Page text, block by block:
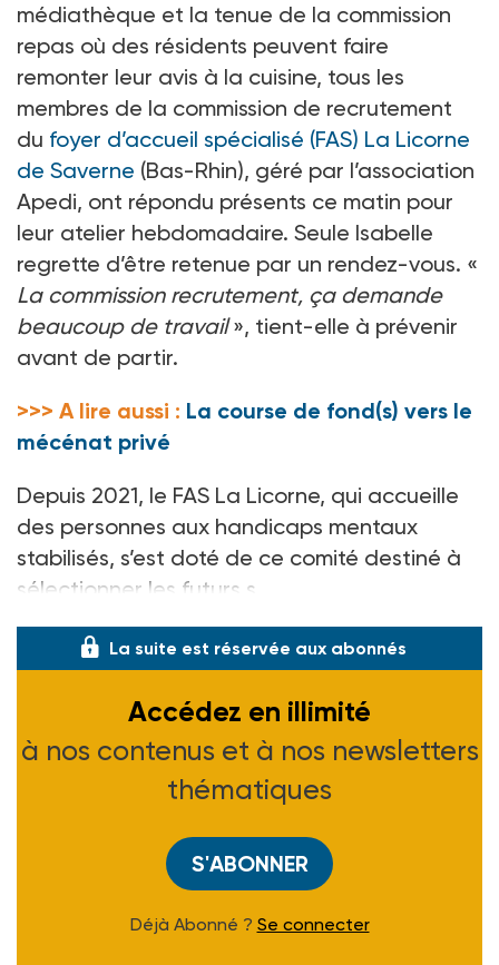
médiathèque et la tenue de la commission
repas où des résidents peuvent faire
remonter leur avis à la cuisine, tous les
membres de la commission de recrutement
du foyer d’accueil spécialisé (FAS) La Licorne
de Saverne (Bas-Rhin), géré par l’association
Apedi, ont répondu présents ce matin pour
leur atelier hebdomadaire. Seule Isabelle
regrette d’être retenue par un rendez-vous. «
La commission recrutement, ça demande
beaucoup de travail», tient-elle à prévenir
avant de partir.
>>> A lire aussi : La course de fond(s) vers le
mécénat privé
Depuis 2021, le FAS La Licorne, qui accueille
des personnes aux handicaps mentaux
stabilisés, s’est doté de ce comité destiné à
sélectionner les futurs s
La suite est réservée aux abonnés
Accédez en illimité
à nos contenus et à nos newsletters
thématiques
S'ABONNER
Déjà Abonné ? Se connecter